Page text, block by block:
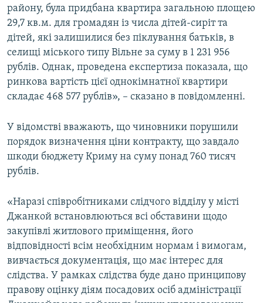
Усі сайти RFE/RL
району, була придбана квартира загальною площею
29,7 кв.м. для громадян із числа дітей-сиріт та
дітей, які залишилися без піклування батьків, в
селищі міського типу Вільне за суму в 1 231 956
рублів. Однак, проведена експертиза показала, що
ринкова вартість цієї однокімнатної квартири
складає 468 577 рублів», – сказано в повідомленні.
У відомстві вважають, що чиновники порушили
порядок визначення ціни контракту, що завдало
шкоди бюджету Криму на суму понад 760 тисяч
рублів.
«Наразі співробітниками слідчого відділу у місті
Джанкой встановлюються всі обставини щодо
закупівлі житлового приміщення, його
відповідності всім необхідним нормам і вимогам,
вивчається документація, що має інтерес для
слідства. У рамках слідства буде дано принципову
правову оцінку діям посадових осіб адміністрації